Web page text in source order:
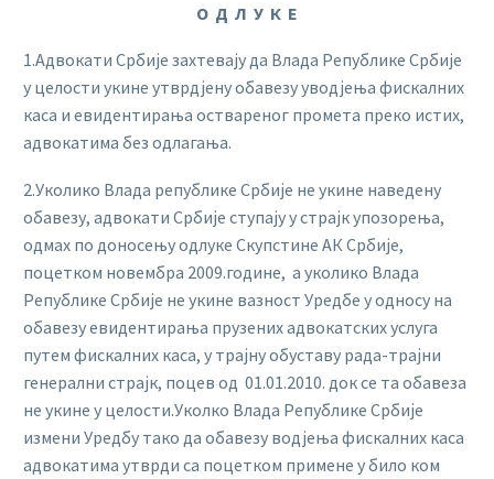
О Д Л У К Е
1.Адвокати Србије захтевају да Влада Републике Србије
у целости укине утврдјену обавезу уводјења фискалних
каса и евидентирања оствареног промета преко истих,
адвокатима без одлагања.
2.Уколико Влада републике Србије не укине наведену
обавезу, адвокати Србије ступају у страјк упозорења,
одмах по доносењу одлуке Скупстине АК Србије,
поцетком новембра 2009.године, а уколико Влада
Републике Србије не укине вазност Уредбе у односу на
обавезу евидентирања прузених адвокатских услуга
путем фискалних каса, у трајну обуставу рада-трајни
генерални страјк, поцев од 01.01.2010. док се та обавеза
не укине у целости.Уколко Влада Републике Србије
измени Уредбу тако да обавезу водјења фискалних каса
адвокатима утврди са поцетком примене у било ком